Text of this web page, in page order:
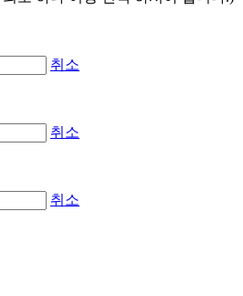
취소
취소
취소